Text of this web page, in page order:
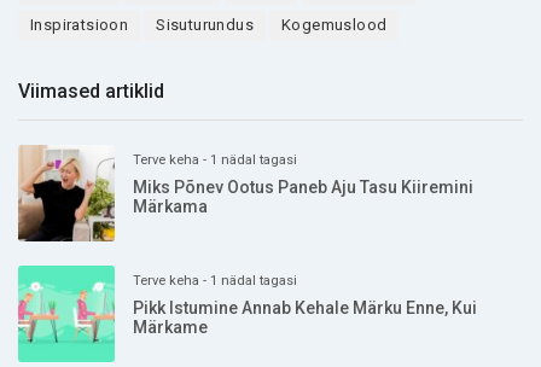
Inspiratsioon
Sisuturundus Kogemuslood
Viimased artiklid
Terve keha - 1 nädal tagasi
Miks Põnev Ootus Paneb Aju Tasu Kiiremini
Märkama
Terve keha - 1 nädal tagasi
Pikk Istumine Annab Kehale Märku Enne, Kui
Märkame